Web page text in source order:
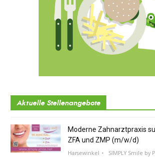
Aktuelle Stellenangebote
Moderne Zahnarztpraxis
ZFA und ZMP (m/w/d)
Harsewinkel SIMPLY Smile